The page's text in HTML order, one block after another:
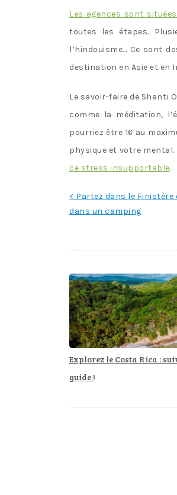
Les agences sont
toutes les étapes.
l’hindouisme… Ce sont
destination en Asie et en
Le savoir-faire de Shanti
comme la méditation,
pourriez être 16 au
physique et votre
ce stress insupportable.
Navigation
de
< Partez dans le
dans un camping
Explorez le Costa Rica :
guide !